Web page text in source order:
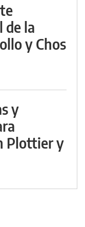
de la
y Chos
y
Plottier y